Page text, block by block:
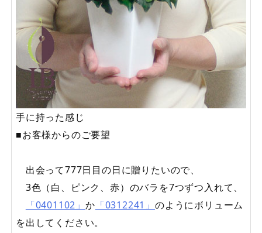
手に持った感じ
■お客様からのご要望
出会って777日目の日に贈りたいので、
3色（白、ピンク、赤）のバラを7つずつ入れて、
「0401102」か 「0312241」のようにボリューム
を出してください。